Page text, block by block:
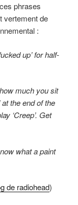
phrases
vertement de
:
up’ for half-
much you sit
at the end of the
‘Creep’. Get
what a paint
de radiohead)